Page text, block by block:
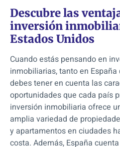
Descubre las
inversión
Estados Unidos
Cuando estás pensando en
inmobiliarias, tanto en
debes tener en cuenta las
oportunidades que cada país
inversión inmobiliaria ofrece
amplia variedad de
y apartamentos en ciudades
costa. Además, España